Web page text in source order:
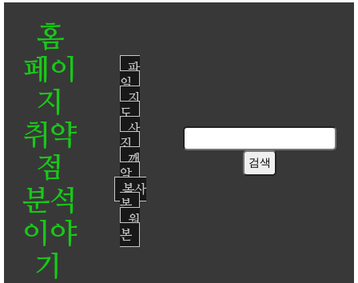
홈
페이
지
취약
점
분석
이야
기
파
일
지
도
사
진
깨
알
복사
본
원
본